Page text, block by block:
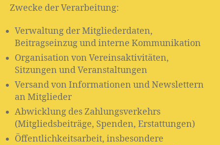
Zwecke der Verarbeitung:
Verwaltung der Mitgliederdaten,
Beitragseinzug und interne Kommunikation
Organisation von Vereinsaktivitäten,
Sitzungen und Veranstaltungen
Versand von Informationen und Newslettern
an Mitglieder
Abwicklung des Zahlungsverkehrs
(Mitgliedsbeiträge, Spenden, Erstattungen)
Öffentlichkeitsarbeit, insbesondere